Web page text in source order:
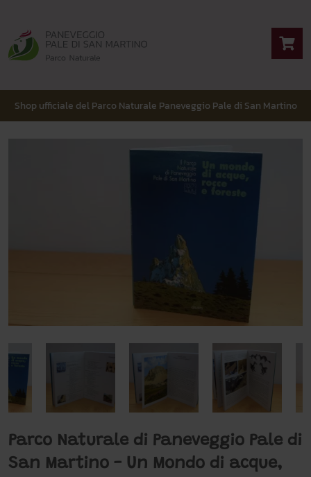
Shop ufficiale del Parco Naturale Paneveggio Pale di San Martino
Parco Naturale di Paneveggio Pale di
San Martino - Un Mondo di acque,